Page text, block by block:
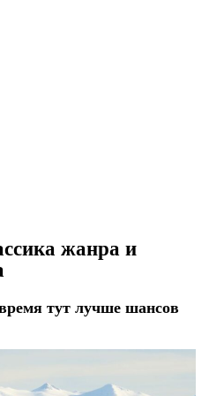
жанра и
тут лучше шансов